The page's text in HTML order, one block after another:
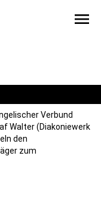
menu
Verbund
Walter (Diakoniewerk
den
zum